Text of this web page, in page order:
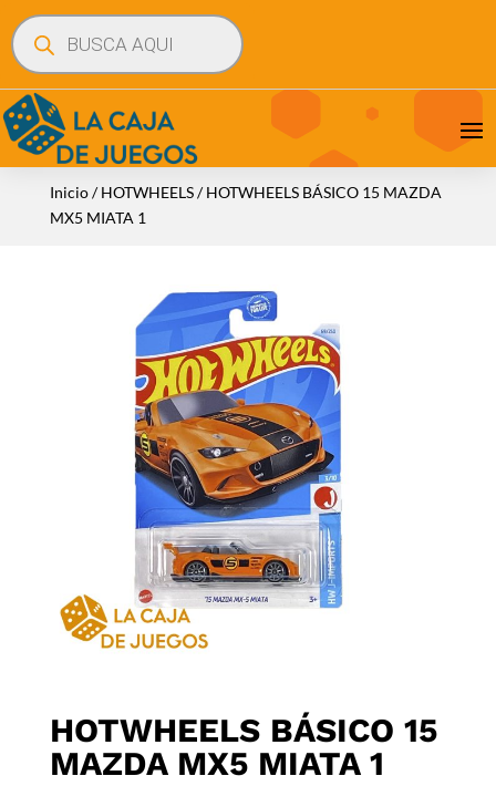
Búsqueda
de
productos
Inicio/HOTWHEELS/ HOTWHEELS BÁSICO 15 MAZDA
MX5 MIATA 1
HOTWHEELS BÁSICO 15
MAZDA MX5 MIATA 1